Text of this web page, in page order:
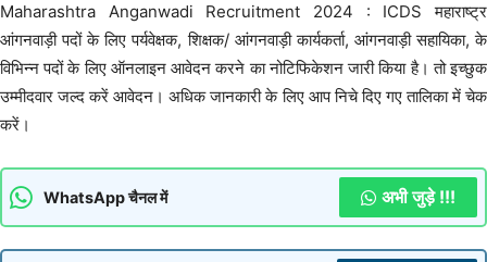
Maharashtra Anganwadi Recruitment 2024 : ICDS महाराष्ट्र
आंगनवाड़ी पदों के लिए पर्यवेक्षक, शिक्षक/ आंगनवाड़ी कार्यकर्ता, आंगनवाड़ी सहायिका, के
विभिन्न पदों के लिए ऑनलाइन आवेदन करने का नोटिफिकेशन जारी किया है। तो इच्छुक
उम्मीदवार जल्द करें आवेदन। अधिक जानकारी के लिए आप निचे दिए गए तालिका में चेक
करें।
WhatsApp चैनल में अभी जुड़े !!!